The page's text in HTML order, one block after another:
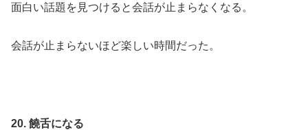
面白い話題を見つけると会話が止まらなくなる。
会話が止まらないほど楽しい時間だった。
20. 饒舌になる